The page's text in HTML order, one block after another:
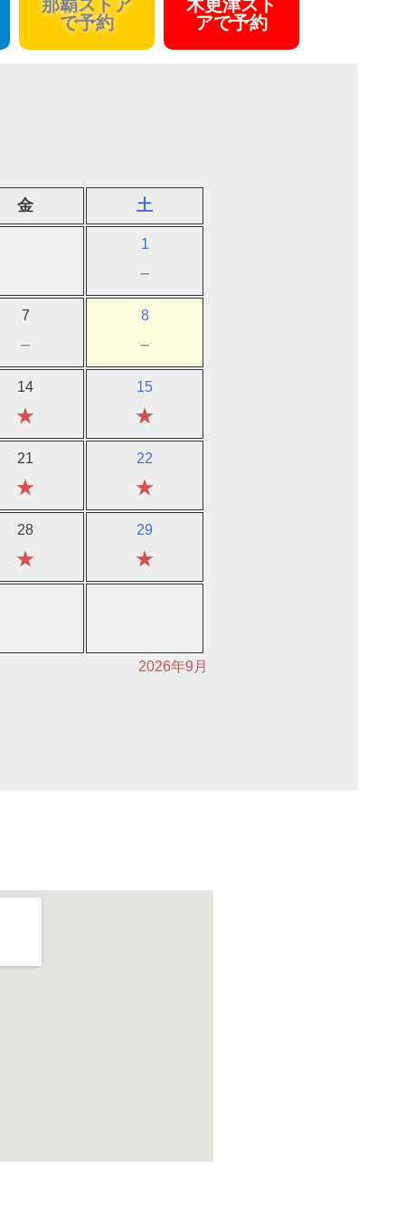
那覇ストア
で予約
木更津スト
アで予約
金 土
1
－
7
－
8
－
14
★
15
★
21
★
22
★
28
★
29
★
2026年9月